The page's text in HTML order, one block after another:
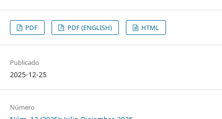
PDF PDF (ENGLISH) HTML
Publicado
2025-12-25
Número